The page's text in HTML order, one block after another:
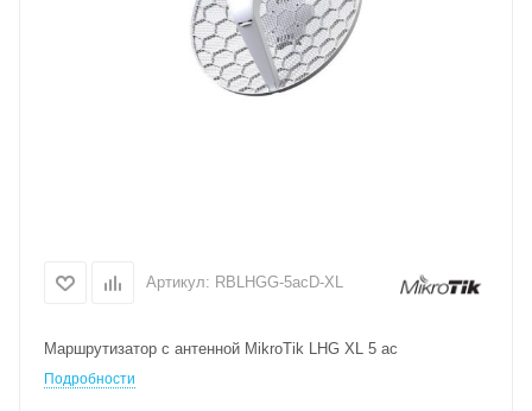
Артикул: RBLHGG-5acD-XL
Маршрутизатор с антенной MikroTik LHG XL 5 ac
Подробности